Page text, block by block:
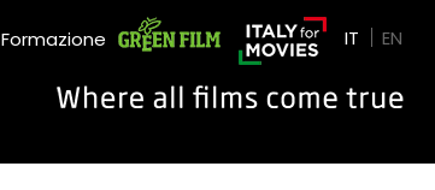
Formazione Green Film IT EN